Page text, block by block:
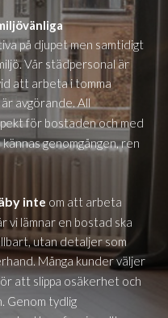
på djupet men samtidigt
Vår städpersonal är
att arbeta i tomma
avgörande. All
för bostaden och med
genomgången, ren
inte om att arbeta
vi lämnar en bostad ska
utan detaljer som
Många kunder väljer
att slippa osäkerhet och
Genom tydlig